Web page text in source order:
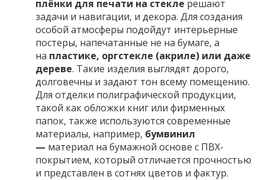
плёнки для печати на стекле решают
задачи и навигации, и декора. Для создания
особой атмосферы подойдут интерьерные
постеры, напечатанные не на бумаге, а
на пластике, оргстекле (акриле) или даже
дереве. Такие изделия выглядят дорого,
долговечны и задают тон всему помещению.
Для отделки полиграфической продукции,
такой как обложки книг или фирменных
папок, также используются современные
материалы, например, бумвинил
— материал на бумажной основе с ПВХ-
покрытием, который отличается прочностью
и представлен в сотнях цветов и фактур.